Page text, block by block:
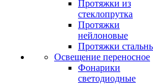
Протяжки из
стеклопрутка
Протяжки
нейлоновые
Протяжки
Освещение переносное
Фонарики
светодиодные